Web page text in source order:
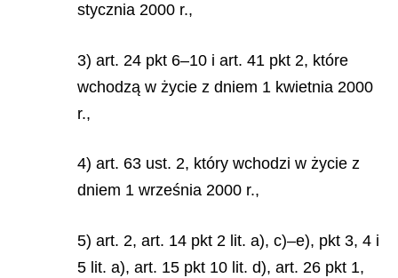
stycznia 2000 r.,
3) art. 24 pkt 6–10 i art. 41 pkt 2, które
wchodzą w życie z dniem 1 kwietnia 2000
r.,
4) art. 63 ust. 2, który wchodzi w życie z
dniem 1 września 2000 r.,
5) art. 2, art. 14 pkt 2 lit. a), c)–e), pkt 3, 4 i
5 lit. a), art. 15 pkt 10 lit. d), art. 26 pkt 1,